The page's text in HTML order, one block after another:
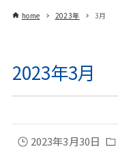
home 2023年 3月
2023年3月
2023年3月30日